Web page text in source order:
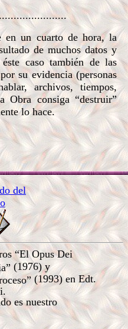
un cuarto de hora, la
de muchos datos y
caso también de las
su evidencia (personas
archivos, tiempos,
Obra consiga “destruir”
lo hace.
del
“El Opus Dei
(1976)y
(1993)en Edt.
es nuestro